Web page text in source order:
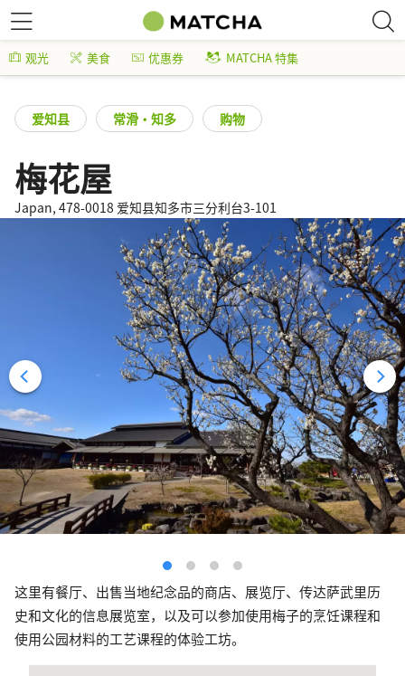
观光 美食 优惠券 MATCHA 特集
爱知县 常滑・知多 购物
梅花屋
Japan, 478-0018 爱知县知多市三分利台3-101
这里有餐厅、出售当地纪念品的商店、展览厅、传达萨武里历
史和文化的信息展览室，以及可以参加使用梅子的烹饪课程和
使用公园材料的工艺课程的体验工坊。